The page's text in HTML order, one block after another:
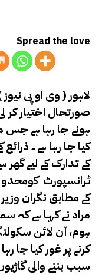
Spread the love
لاہور ( وی او پی
صورتحال اختیار کر
ہونے جا رہا ہے جس
کیا جا رہا ہے ۔
کے تدارک کے لیے
ٹرانسپورٹ کومحدو
کے مطابق نگران
مراد نے کہا ہے کہ
ہوم، آن لائن
کرنے پر غور کیا جا
سبب بننے والی